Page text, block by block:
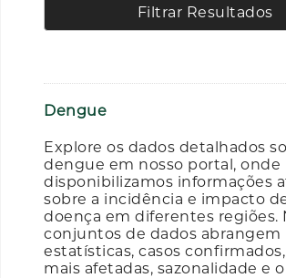
Filtrar Resultados
Dengue
Explore os dados detalhados
dengue em nosso portal, onde
disponibilizamos informações
sobre a incidência e impacto
doença em diferentes regiões.
conjuntos de dados abrangem
estatísticas, casos
mais afetadas, sazonalidade e